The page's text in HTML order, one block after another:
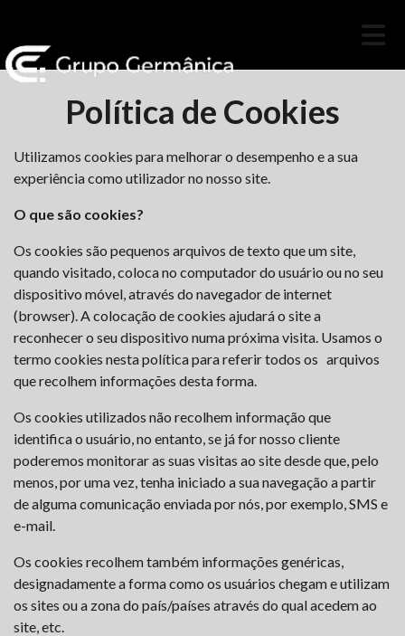
Política de Cookies
Utilizamos cookies para melhorar o desempenho e a sua
experiência como utilizador no nosso site.
O que são cookies?
Os cookies são pequenos arquivos de texto que um site,
quando visitado, coloca no computador do usuário ou no seu
dispositivo móvel, através do navegador de internet
(browser). A colocação de cookies ajudará o site a
reconhecer o seu dispositivo numa próxima visita. Usamos o
termo cookies nesta política para referir todos os arquivos
que recolhem informações desta forma.
Os cookies utilizados não recolhem informação que
identifica o usuário, no entanto, se já for nosso cliente
poderemos monitorar as suas visitas ao site desde que, pelo
menos, por uma vez, tenha iniciado a sua navegação a partir
de alguma comunicação enviada por nós, por exemplo, SMS e
e-mail.
Os cookies recolhem também informações genéricas,
designadamente a forma como os usuários chegam e utilizam
os sites ou a zona do país/países através do qual acedem ao
site, etc.